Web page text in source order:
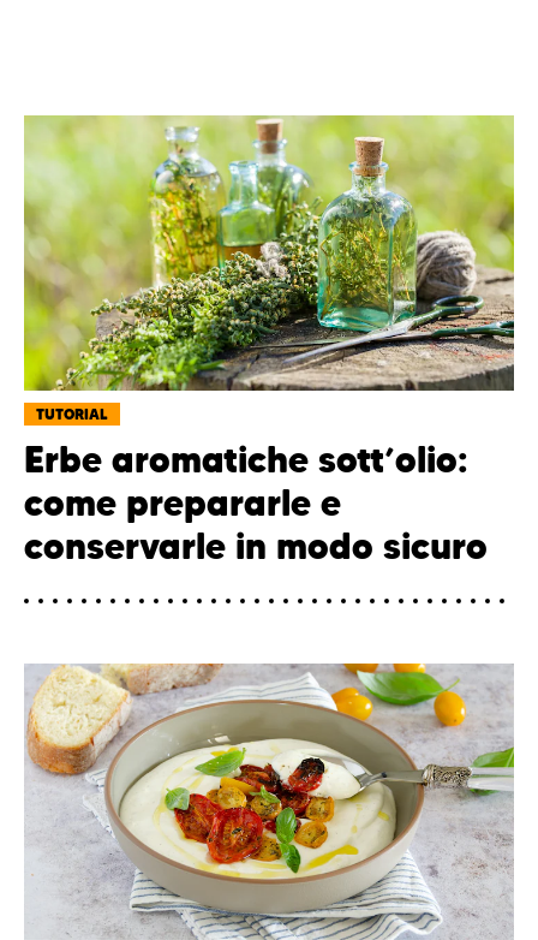
TUTORIAL
Erbe aromatiche sott’olio:
come prepararle e
conservarle in modo sicuro